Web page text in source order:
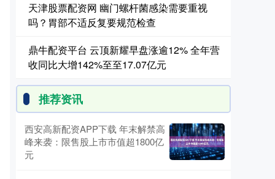
天津股票配资网 幽门螺杆菌感染需要重视
吗？胃部不适反复要规范检查
鼎牛配资平台 云顶新耀早盘涨逾12% 全年营
收同比大增142%至至17.07亿元
推荐资讯
西安高新配资APP下载 年末解禁高
峰来袭：限售股上市市值超1800亿
元